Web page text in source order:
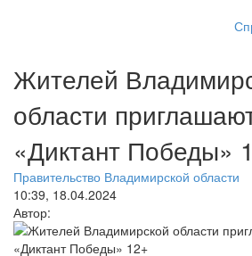
Жителей
области
«Диктант Победы»
Правительство Владимирской области
10:39, 18.04.2024
Автор: